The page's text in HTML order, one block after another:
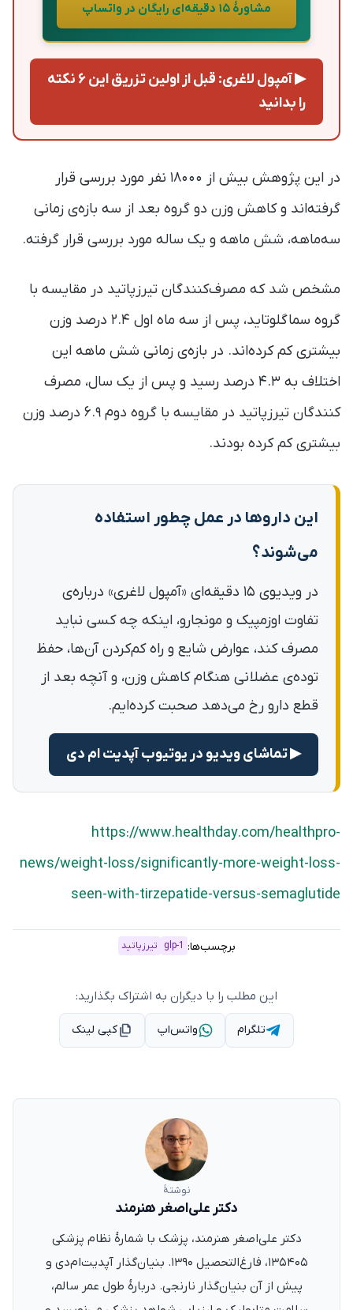
مشاورهٔ ۱۵ دقیقه‌ای رایگان در واتساپ
▶ آمپول لاغری: قبل از اولین تزریق این ۶ نکته
را بدانید
در این پژوهش بیش از ۱۸۰۰۰ نفر مورد بررسی قرار
گرفته‌اند و کاهش وزن دو گروه بعد از سه بازه‌ی زمانی
سه‌ماهه، شش ماهه و یک ساله مورد بررسی قرار گرفته.
مشخص شد که مصرف‌کنندگان تیرزپاتید در مقایسه با
گروه سماگلوتاید، پس از سه ماه اول ۲.۴ درصد وزن
بیشتری کم کرده‌اند. در بازه‌ی زمانی شش ماهه این
اختلاف به ۴.۳ درصد رسید و پس از یک سال، مصرف
کنندگان تیرزپاتید در مقایسه با گروه دوم ۶.۹ درصد وزن
بیشتری کم کرده‌ بودند.
این داروها در عمل چطور استفاده
می‌شوند؟
در ویدیوی ۱۵ دقیقه‌ای «آمپول لاغری» درباره‌ی
تفاوت اوزمپیک و مونجارو، اینکه چه کسی نباید
مصرف کند، عوارض شایع و راه کم‌کردن آن‌ها، حفظ
توده‌ی عضلانی هنگام کاهش وزن، و آنچه بعد از
قطع دارو رخ می‌دهد صحبت کرده‌ایم.
▶ تماشای ویدیو در یوتیوب آپدیت ام دی
https://www.healthday.com/healthpro-
news/weight-loss/significantly-more-weight-loss-
seen-with-tirzepatide-versus-semaglutide
برچسب‌ها: glp-1 تیرزپاتید
این مطلب را با دیگران به اشتراک بگذارید:
تلگرام واتس‌اپ کپی لینک
نوشتهٔ
دکتر علی‌اصغر هنرمند
دکتر علی‌اصغر هنرمند، پزشک با شمارهٔ نظام پزشکی
۱۳۵۴۰۵، فارغ‌التحصیل ۱۳۹۰. بنیان‌گذار آپدیت‌ام‌دی و
پیش از آن بنیان‌گذار نارنجی. دربارهٔ طول عمر سالم،